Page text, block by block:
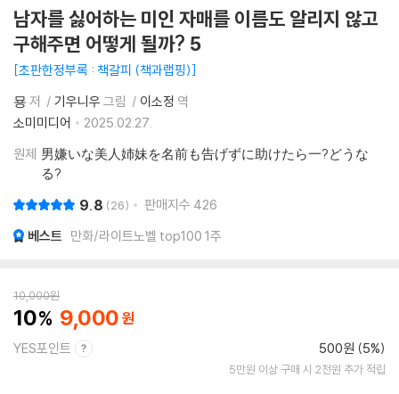
남자를 싫어하는 미인 자매를 이름도 알리지 않고
구해주면 어떻게 될까? 5
초판한정부록 : 책갈피 (책과랩핑)
묭 저 기우니우 그림 이소정 역
소미미디어
2025.02.27.
원제 男嫌いな美人姉妹を名前も告げずに助けたら一?どうな
る?
9.8 26 판매지수 426
베스트 만화/라이트노벨 top100 1주
10,000원
10 9,000
YES포인트 500원 (5%)
5만원 이상 구매 시 2천원 추가 적립